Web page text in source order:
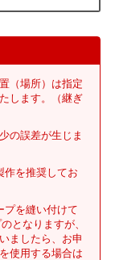
（場所）は指定
します。（継ぎ
の誤差が生じま
作を推奨してお
プを縫い付けて
となりますが、
ましたら、お申
を使用する場合は